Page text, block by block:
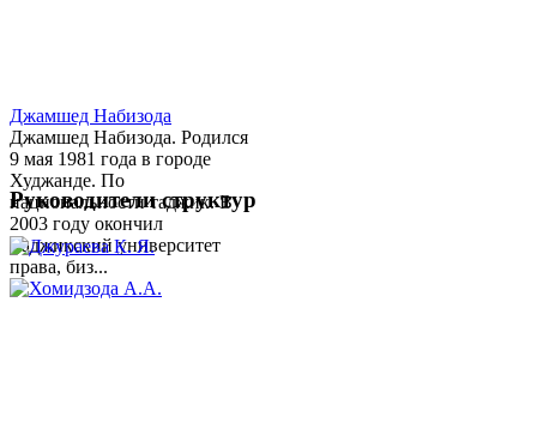
Джамшед Набизода
Джамшед Набизода. Родился
9 мая 1981 года в городе
Худжанде. По
национальности таджик. В
2003 году окончил
Таджикский университет
права, биз...
Руководители структур